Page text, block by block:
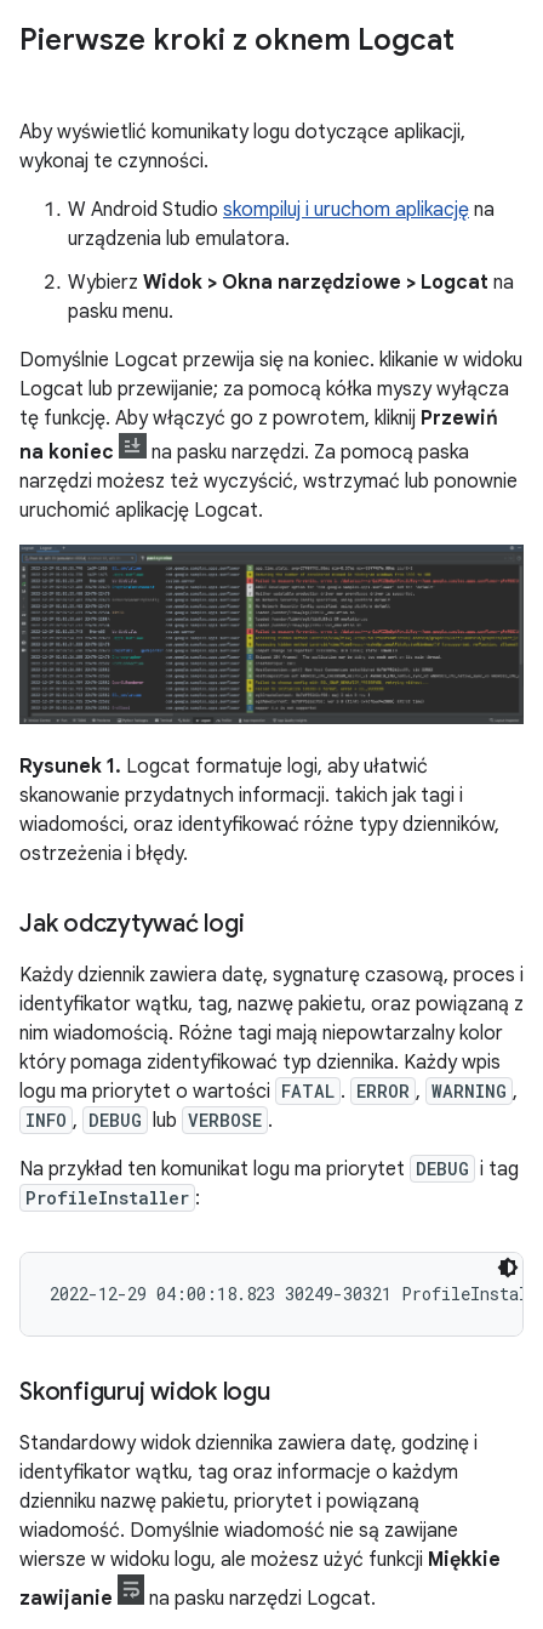
Pierwsze kroki z oknem Logcat
Aby wyświetlić komunikaty logu dotyczące aplikacji,
wykonaj te czynności.
W Android Studio skompiluj i uruchom aplikację na
urządzenia lub emulatora.
Wybierz Widok > Okna narzędziowe > Logcat na
pasku menu.
Domyślnie Logcat przewija się na koniec. klikanie w widoku
Logcat lub przewijanie; za pomocą kółka myszy wyłącza
tę funkcję. Aby włączyć go z powrotem, kliknij Przewiń
na koniec
na pasku narzędzi. Za pomocą paska
narzędzi możesz też wyczyścić, wstrzymać lub ponownie
uruchomić aplikację Logcat.
Rysunek 1. Logcat formatuje logi, aby ułatwić
skanowanie przydatnych informacji. takich jak tagi i
wiadomości, oraz identyfikować różne typy dzienników,
ostrzeżenia i błędy.
Jak odczytywać logi
Każdy dziennik zawiera datę, sygnaturę czasową, proces i
identyfikator wątku, tag, nazwę pakietu, oraz powiązaną z
nim wiadomością. Różne tagi mają niepowtarzalny kolor
który pomaga zidentyfikować typ dziennika. Każdy wpis
logu ma priorytet o wartości FATAL . ERROR , WARNING ,
INFO , DEBUG lub VERBOSE .
Na przykład ten komunikat logu ma priorytet DEBUG i tag
ProfileInstaller :
Skonfiguruj widok logu
Standardowy widok dziennika zawiera datę, godzinę i
identyfikator wątku, tag oraz informacje o każdym
dzienniku nazwę pakietu, priorytet i powiązaną
wiadomość. Domyślnie wiadomość nie są zawijane
wiersze w widoku logu, ale możesz użyć funkcji Miękkie
zawijanie
na pasku narzędzi Logcat.